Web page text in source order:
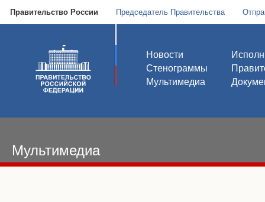
Правительство России Председатель Правительства
Новости
Стенограммы
Мультимедиа
Мультимедиа